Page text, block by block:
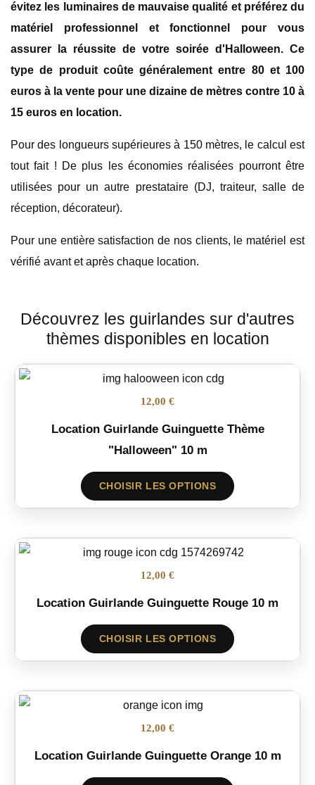
évitez les luminaires de mauvaise qualité et préférez du
matériel professionnel et fonctionnel pour vous
assurer la réussite de votre soirée d'Halloween. Ce
type de produit coûte généralement entre 80 et 100
euros à la vente pour une dizaine de mètres contre 10 à
15 euros en location.
Pour des longueurs supérieures à 150 mètres, le calcul est
tout fait ! De plus les économies réalisées pourront être
utilisées pour un autre prestataire (DJ, traiteur, salle de
réception, décorateur).
Pour une entière satisfaction de nos clients, le matériel est
vérifié avant et après chaque location.
Découvrez les guirlandes sur d'autres
thèmes disponibles en location
12,00 €
Location Guirlande Guinguette Thème
"Halloween" 10 m
CHOISIR LES OPTIONS
12,00 €
Location Guirlande Guinguette Rouge 10 m
CHOISIR LES OPTIONS
12,00 €
Location Guirlande Guinguette Orange 10 m